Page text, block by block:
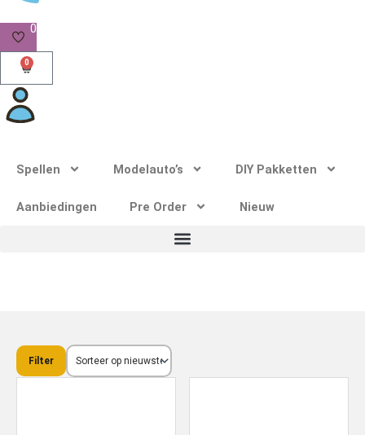
0
0
Cart
Spellen Modelauto’s DIY Pakketten
Aanbiedingen Pre Order Nieuw
Filter